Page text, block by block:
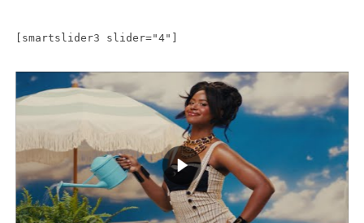
[smartslider3 slider="4"]